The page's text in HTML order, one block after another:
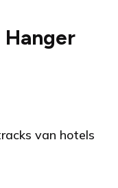
van hotels